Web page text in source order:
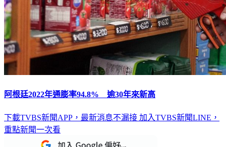
阿根廷2022年通膨率94.8% 逾30年來新高
下載TVBS新聞APP，最新消息不漏接 加入TVBS新聞LINE，
重點新聞一次看